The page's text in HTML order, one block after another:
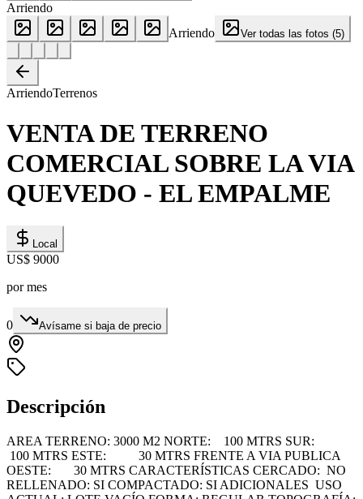
Arriendo
Arriendo
Ver todas las fotos (5)
ArriendoTerrenos
VENTA DE TERRENO
COMERCIAL SOBRE LA VIA
QUEVEDO - EL EMPALME
Local
US$ 9000
por mes
0 Avísame si baja de precio
Descripción
AREA TERRENO: 3000 M2 NORTE: 100 MTRS SUR:
100 MTRS ESTE: 30 MTRS FRENTE A VIA PUBLICA
OESTE: 30 MTRS CARACTERÍSTICAS CERCADO: NO
RELLENADO: SI COMPACTADO: SI ADICIONALES USO